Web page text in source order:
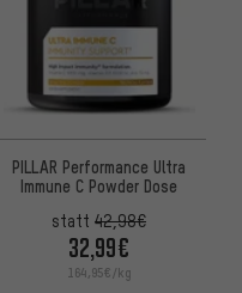
PILLAR Performance Ultra
Immune C Powder Dose
statt 42,98€
32,99€
164,95€/kg